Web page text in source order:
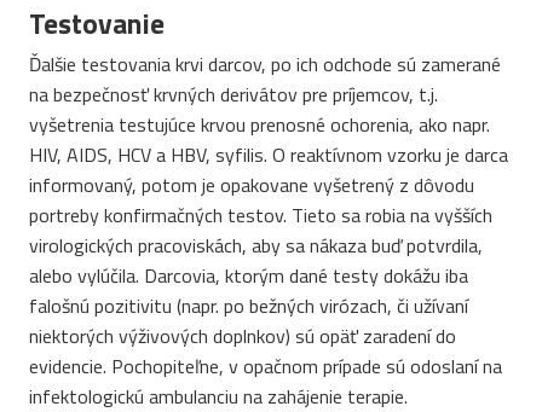
Testovanie
Ďalšie testovania krvi darcov, po ich odchode sú zamerané
na bezpečnosť krvných derivátov pre príjemcov, t.j.
vyšetrenia testujúce krvou prenosné ochorenia, ako napr.
HIV, AIDS, HCV a HBV, syfilis. O reaktívnom vzorku je darca
informovaný, potom je opakovane vyšetrený z dôvodu
portreby konfirmačných testov. Tieto sa robia na vyšších
virologických pracoviskách, aby sa nákaza buď potvrdila,
alebo vylúčila. Darcovia, ktorým dané testy dokážu iba
falošnú pozitivitu (napr. po bežných virózach, či užívaní
niektorých výživových doplnkov) sú opäť zaradení do
evidencie. Pochopiteľne, v opačnom prípade sú odoslaní na
infektologickú ambulanciu na zahájenie terapie.